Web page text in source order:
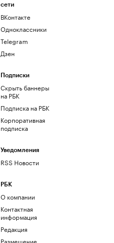
сети
ВКонтакте
Одноклассники
Telegram
Дзен
Подписки
Скрыть баннеры
на РБК
Подписка на РБК
Корпоративная
подписка
Уведомления
RSS Новости
РБК
О компании
Контактная
информация
Редакция
Размещение